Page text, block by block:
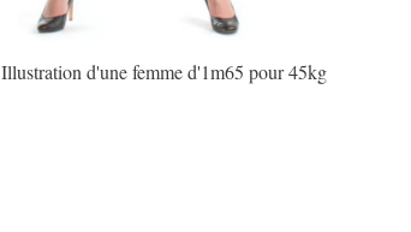
Illustration d'une femme d'1m65 pour 45kg